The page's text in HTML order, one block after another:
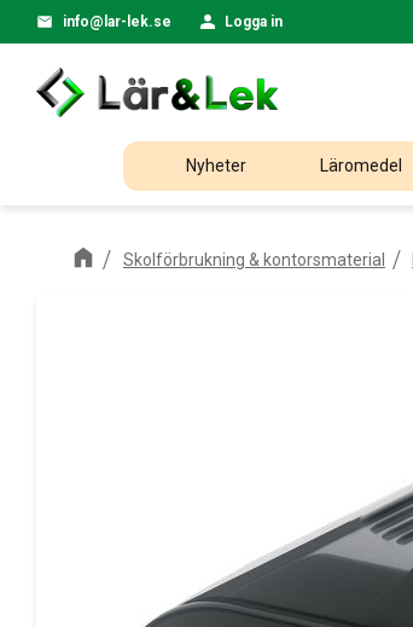
info@lar-lek.se Logga in
Nyheter Läromedel
Skolförbrukning & kontorsmaterial